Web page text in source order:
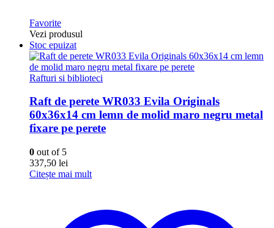
Favorite
Vezi produsul
Stoc epuizat
Rafturi si biblioteci
Raft de perete WR033 Evila Originals
60x36x14 cm lemn de molid maro negru metal
fixare pe perete
0 out of 5
337,50 lei
Citește mai mult